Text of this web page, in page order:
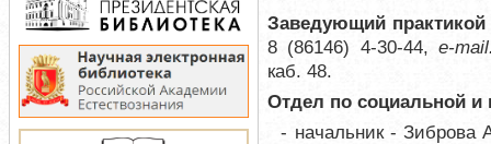
Заведующий практикой
8 (86146) 4-30-44, e-
каб. 48.
Отдел по социальной и
- начальник - Зиброва